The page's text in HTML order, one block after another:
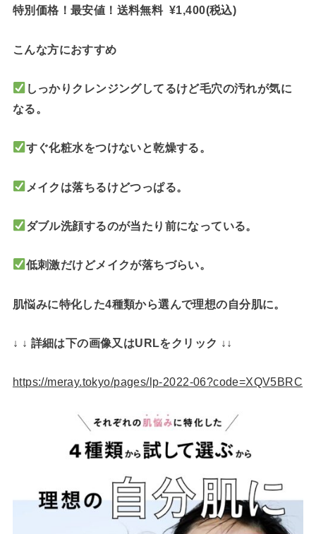
特別価格！最安値！送料無料 ¥1,400(税込)
こんな方におすすめ
しっかりクレンジングしてるけど毛穴の汚れが気に
なる。
すぐ化粧水をつけないと乾燥する。
メイクは落ちるけどつっぱる。
ダブル洗顔するのが当たり前になっている。
低刺激だけどメイクが落ちづらい。
肌悩みに特化した4種類から選んで理想の自分肌に。
↓ ↓ 詳細は下の画像又はURLをクリック ↓↓
https://meray.tokyo/pages/lp-2022-06?code=XQV5BRC